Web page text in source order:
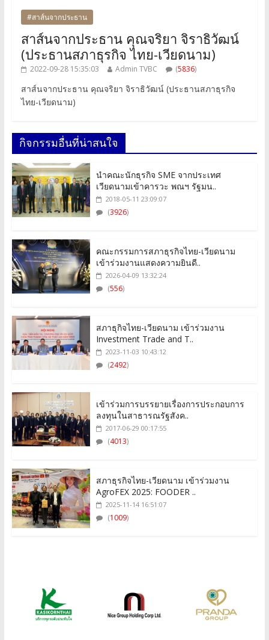
#สาส์นจากประธาน
สาส์นจากประธาน คุณจริยา จิราธิวัฒน์
(ประธานสภาธุรกิจ ไทย-เวียดนาม)
2022-09-28 15:35:03 Admin TVBC (5836)
สาส์นจากประธาน คุณจริยา จิราธิวัฒน์ (ประธานสภาธุรกิจ
ไทย-เวียดนาม)
กิจกรรมอื่นที่น่าสนใจ
นำคณะนักธุรกิจ SME จากประเทศ
เวียดนามเข้าคารวะ พณฯ รัฐมน..
2018-05-11 23:09:07
(3926)
คณะกรรมการสภาธุรกิจไทย-เวียดนาม
เข้าร่วมงานแสดงความยินดี..
2026-04-09 13:32:24
(556)
สภาธุกิจไทย-เวียดนาม เข้าร่วมงาน
Investment Trade and T..
2023-11-03 10:43:12
(2492)
เข้าร่วมการบรรยายเรื่องการประกอบการ
ลงทุนในสาธารณรัฐสังค..
2017-06-29 00:17:55
(4013)
สภาธุรกิจไทย-เวียดนาม เข้าร่วมงาน
AgroFEX 2025: FOODER ..
2025-11-14 16:51:07
(1009)